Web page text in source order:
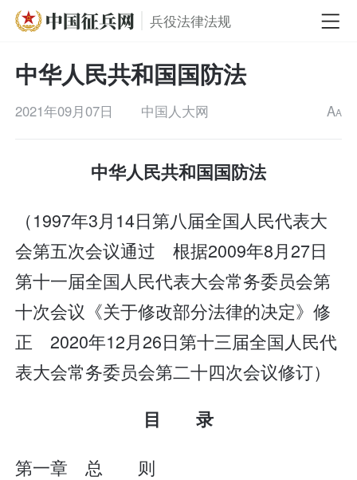
兵役法律法规
中华人民共和国国防法
2021年09月07日 中国人大网 AA
中华人民共和国国防法
（1997年3月14日第八届全国人民代表大
会第五次会议通过 根据2009年8月27日
第十一届全国人民代表大会常务委员会第
十次会议《关于修改部分法律的决定》修
正 2020年12月26日第十三届全国人民代
表大会常务委员会第二十四次会议修订）
目 录
第一章 总 则